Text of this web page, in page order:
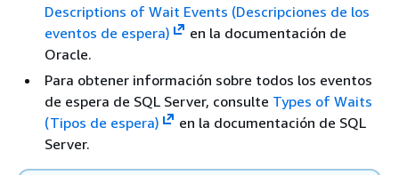
Descriptions of Wait Events (Descripciones de los
eventos de espera)
en la documentación de
Oracle.
Para obtener información sobre todos los eventos
de espera de SQL Server, consulte Types of Waits
(Tipos de espera)
en la documentación de SQL
Server.